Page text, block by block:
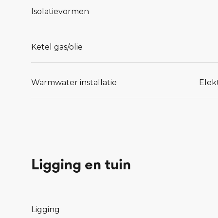
Isolatievormen
Ketel gas/olie
Warmwater installatie
Ligging en tuin
Ligging